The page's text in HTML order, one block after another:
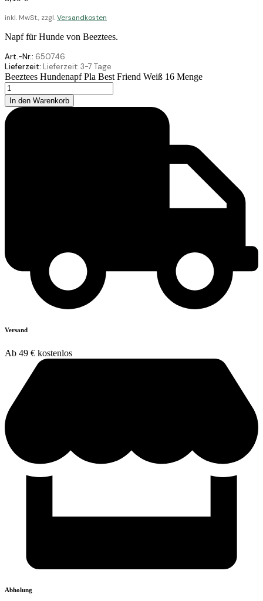
inkl. MwSt., zzgl.Versandkosten
Napf für Hunde von Beeztees.
Art.-Nr.: 650746
Lieferzeit: Lieferzeit: 3-7 Tage
Beeztees Hundenapf Pla Best Friend Weiß 16 Menge
In den Warenkorb
Versand
Ab 49 € kostenlos
Abholung